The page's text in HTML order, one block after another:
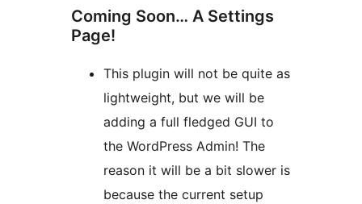
Coming Soon… A Settings
Page!
This plugin will not be quite as
lightweight, but we will be
adding a full fledged GUI to
the WordPress Admin! The
reason it will be a bit slower is
because the current setup